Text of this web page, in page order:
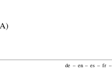
de – en – es – fr –